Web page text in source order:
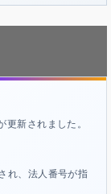
更新されました。
れ、法人番号が指